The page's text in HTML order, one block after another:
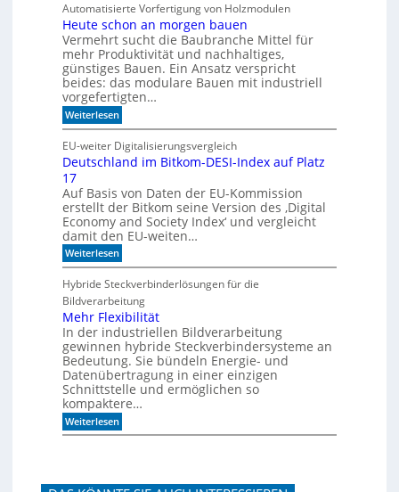
k
?
u
f
S
c
h
i
e
n
n
i
n
s
c
h
l
i
f
f
i
m
A
k
s
i
k
p
a
n
e
l
Automatisierte Vorfertigung von Holzmodulen
Heute schon an morgen bauen
Vermehrt sucht die Baubranche Mittel für
mehr Produktivität und nachhaltiges,
günstiges Bauen. Ein Ansatz verspricht
beides: das modulare Bauen mit industriell
vorgefertigten…
Weiterlesen:
H
u
t
s
h
o
n
a
n
o
r
g
e
n
b
a
u
e
n
EU-weiter Digitalisierungsvergleich
Deutschland im Bitkom-DESI-Index auf Platz
17
Auf Basis von Daten der EU-Kommission
erstellt der Bitkom seine Version des ‚Digital
Economy and Society Index‘ und vergleicht
damit den EU-weiten…
Weiterlesen:
D
u
t
s
c
h
l
a
n
d
i
m
B
i
m
Hybride Steckverbinderlösungen für die
Bildverarbeitung
Mehr Flexibilität
In der industriellen Bildverarbeitung
gewinnen hybride Steckverbindersysteme an
Bedeutung. Sie bündeln Energie- und
Datenübertragung in einer einzigen
Schnittstelle und ermöglichen so
kompaktere…
Weiterlesen:
M
F